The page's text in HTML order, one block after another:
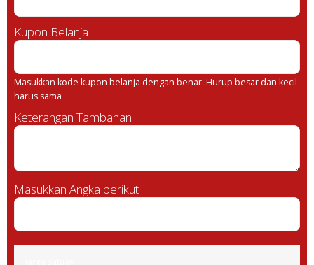
Kupon Belanja
Masukkan kode kupon belanja dengan benar. Hurup besar dan kecil
harus sama
Keterangan Tambahan
Masukkan Angka berikut